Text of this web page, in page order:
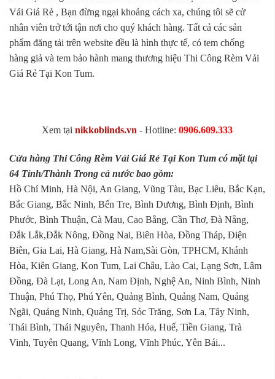
Vải Giá Rẻ , Bạn đừng ngại khoảng cách xa, chúng tôi sẽ cử
nhân viên trở tới tận nơi cho quý khách hàng. Tất cả các sản
phẩm đăng tải trên website đều là hình thực tế, có tem chống
hàng giả và tem bảo hành mang thương hiệu Thi Công Rèm Vải
Giá Rẻ Tại Kon Tum.
Xem tại nikkoblinds.vn - Hotline: 0906.609.333
Cửa hàng Thi Công Rèm Vải Giá Rẻ Tại Kon Tum có mặt tại
64 Tỉnh/Thành Trong cả nước bao gồm:
Hồ Chí Minh, Hà Nội, An Giang, Vũng Tàu, Bạc Liêu, Bắc Kạn,
Bắc Giang, Bắc Ninh, Bến Tre, Bình Dương, Bình Định, Bình
Phước, Bình Thuận, Cà Mau, Cao Bằng, Cần Thơ, Đà Nẵng,
Đắk Lắk,Đắk Nông, Đồng Nai, Biên Hòa, Đồng Tháp, Điện
Biên, Gia Lai, Hà Giang, Hà Nam,Sài Gòn, TPHCM, Khánh
Hòa, Kiên Giang, Kon Tum, Lai Châu, Lào Cai, Lạng Sơn, Lâm
Đồng, Đà Lạt, Long An, Nam Định, Nghệ An, Ninh Bình, Ninh
Thuận, Phú Thọ, Phú Yên, Quảng Bình, Quảng Nam, Quảng
Ngãi, Quảng Ninh, Quảng Trị, Sóc Trăng, Sơn La, Tây Ninh,
Thái Bình, Thái Nguyên, Thanh Hóa, Huế, Tiền Giang, Trà
Vinh, Tuyên Quang, Vĩnh Long, Vĩnh Phúc, Yên Bái...